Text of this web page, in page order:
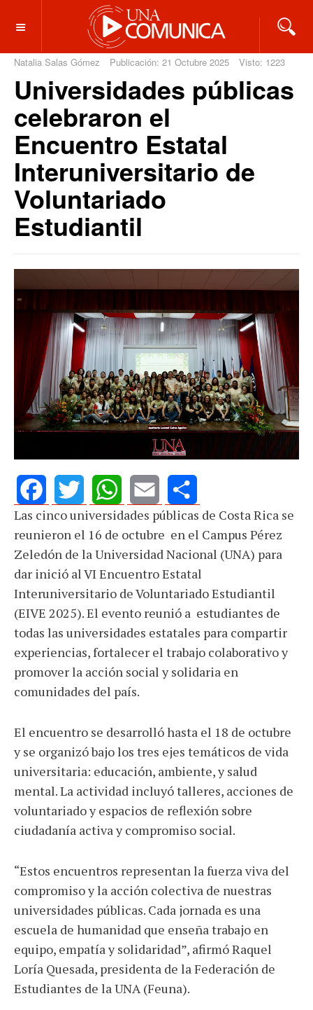
OFF CANVAS
Natalia Salas Gómez Publicación: 21 Octubre 2025 Visto: 1223
Universidades públicas
celebraron el
Encuentro Estatal
Interuniversitario de
Voluntariado
Estudiantil
FacebookTwitterWhatsApp
Email Share
Las cinco universidades públicas de Costa Rica se
reunieron el 16 de octubre en el Campus Pérez
Zeledón de la Universidad Nacional (UNA) para
dar inició al VI Encuentro Estatal
Interuniversitario de Voluntariado Estudiantil
(EIVE 2025). El evento reunió a estudiantes de
todas las universidades estatales para compartir
experiencias, fortalecer el trabajo colaborativo y
promover la acción social y solidaria en
comunidades del país.
El encuentro se desarrolló hasta el 18 de octubre
y se organizó bajo los tres ejes temáticos de vida
universitaria: educación, ambiente, y salud
mental. La actividad incluyó talleres, acciones de
voluntariado y espacios de reflexión sobre
ciudadanía activa y compromiso social.
“Estos encuentros representan la fuerza viva del
compromiso y la acción colectiva de nuestras
universidades públicas. Cada jornada es una
escuela de humanidad que enseña trabajo en
equipo, empatía y solidaridad”, afirmó Raquel
Loría Quesada, presidenta de la Federación de
Estudiantes de la UNA (Feuna).